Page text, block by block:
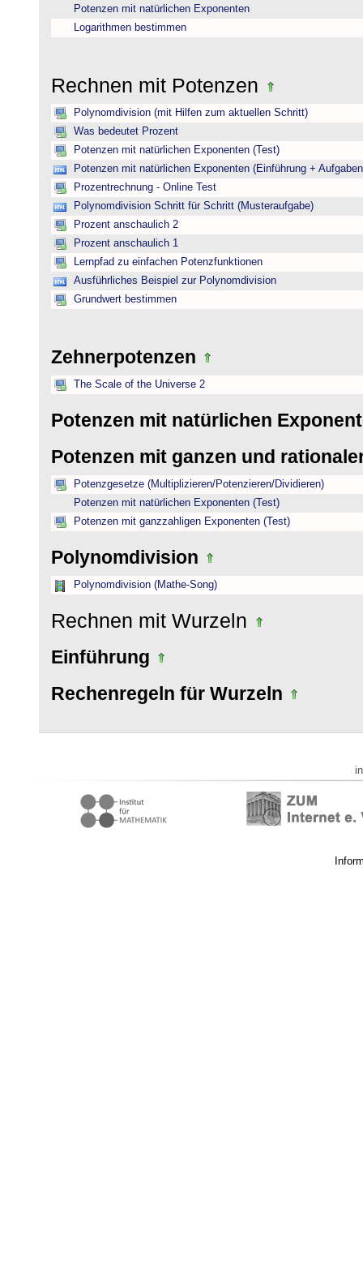
Potenzen mit natürlichen Exponenten
Logarithmen bestimmen
Rechnen mit Potenzen
Polynomdivision (mit Hilfen zum aktuellen Schritt)
Was bedeutet Prozent
Potenzen mit natürlichen Exponenten (Test)
Potenzen mit natürlichen Exponenten (Einführung +
Prozentrechnung - Online Test
Polynomdivision Schritt für Schritt (Musteraufgabe)
Prozent anschaulich 2
Prozent anschaulich 1
Lernpfad zu einfachen Potenzfunktionen
Ausführliches Beispiel zur Polynomdivision
Grundwert bestimmen
Zehnerpotenzen
The Scale of the Universe 2
Potenzen mit natürlichen
Potenzen mit ganzen und
Potenzgesetze (Multiplizieren/Potenzieren/Dividieren)
Potenzen mit natürlichen Exponenten (Test)
Potenzen mit ganzzahligen Exponenten (Test)
Polynomdivision
Polynomdivision (Mathe-Song)
Rechnen mit Wurzeln
Einführung
Rechenregeln für Wurzeln